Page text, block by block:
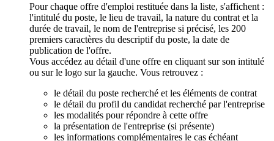
Pour chaque offre d'emploi restituée dans la liste, s'affichent :
l'intitulé du poste, le lieu de travail, la nature du contrat et la
durée de travail, le nom de l'entreprise si précisé, les 200
premiers caractères du descriptif du poste, la date de
publication de l'offre.
Vous accédez au détail d'une offre en cliquant sur son intitulé
ou sur le logo sur la gauche. Vous retrouvez :
le détail du poste recherché et les éléments de contrat
le détail du profil du candidat recherché par l'entreprise
les modalités pour répondre à cette offre
la présentation de l'entreprise (si présente)
les informations complémentaires le cas échéant